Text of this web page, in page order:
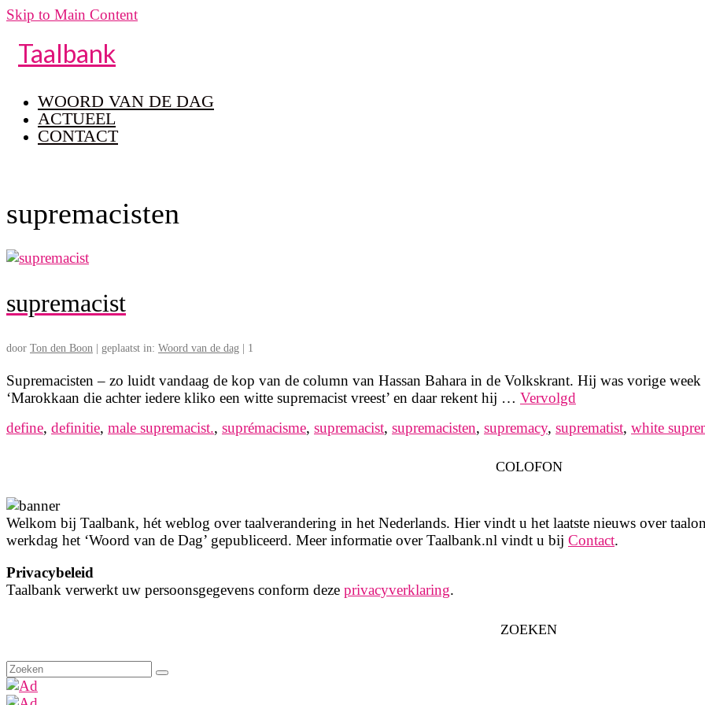
Skip to Main Content
Taalbank
WOORD VAN DE DAG
ACTUEEL
CONTACT
supremacisten
supremacist
door Ton den Boon geplaatst in: Woord van de dag 1
Supremacisten – zo luidt vandaag de kop van de column van Hassan Bahara in de Volkskrant. Hij was vorige
‘Marokkaan die achter iedere kliko een witte supremacist vreest’ en daar rekent hij … Vervolgd
define, definitie, male supremacist., suprémacisme, supremacist, supremacisten, supremacy, suprematist, white
COLOFON
Welkom bij Taalbank, hét weblog over taalverandering in het Nederlands. Hier vindt u het laatste nieuws over
werkdag het ‘Woord van de Dag’ gepubliceerd. Meer informatie over Taalbank.nl vindt u bij Contact.
Privacybeleid
Taalbank verwerkt uw persoonsgegevens conform deze privacyverklaring.
ZOEKEN
Zoeken
naar: